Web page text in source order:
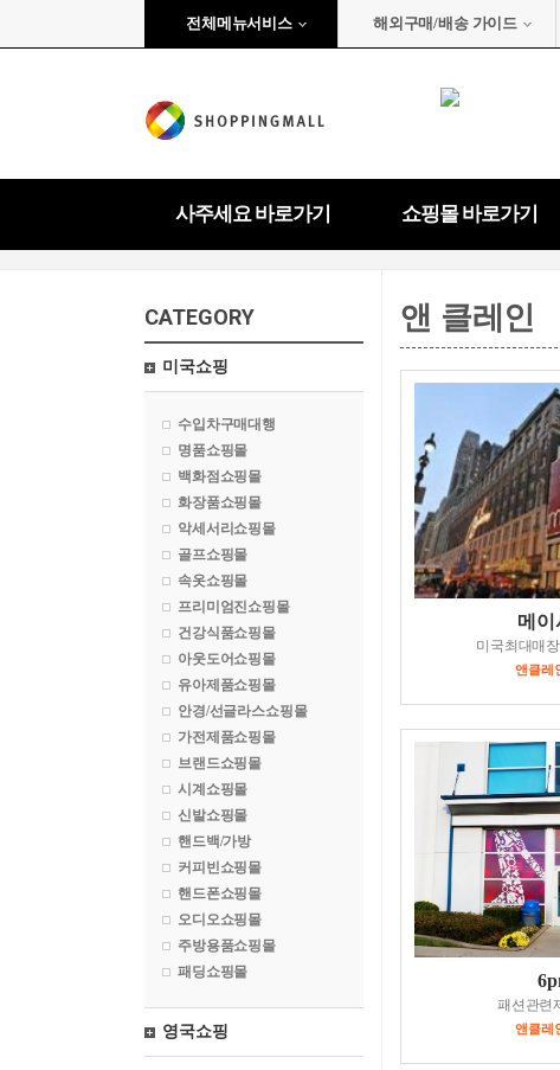
전체메뉴서비스 해외구매/배송 가이드
사주세요 바로가기 쇼핑몰 바로가기
CATEGORY
미국쇼핑
수입차구매대행
명품쇼핑몰
백화점쇼핑몰
화장품쇼핑몰
악세서리쇼핑몰
골프쇼핑몰
속옷쇼핑몰
프리미엄진쇼핑몰
건강식품쇼핑몰
아웃도어쇼핑몰
유아제품쇼핑몰
안경/선글라스쇼핑몰
가전제품쇼핑몰
브랜드쇼핑몰
시계쇼핑몰
신발쇼핑몰
핸드백/가방
커피빈쇼핑몰
핸드폰쇼핑몰
오디오쇼핑몰
주방용품쇼핑몰
패딩쇼핑몰
영국쇼핑
앤 클레인
메이
미국최대매
앤클레
패션관련
앤클레